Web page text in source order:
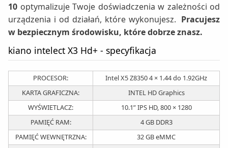
10 optymalizuje Twoje doświadczenia w zależności od
urządzenia i od działań, które wykonujesz. Pracujesz
w bezpiecznym środowisku, które dobrze znasz.
kiano intelect X3 Hd+ - specyfikacja
PROCESOR:
Intel X5 Z8350 4 × 1.44 do 1.92GHz
KARTA GRAFICZNA:
INTEL HD Graphics
WYŚWIETLACZ:
10.1” IPS HD, 800 × 1280
PAMIĘĆ RAM:
4 GB DDR3
PAMIĘĆ WEWNĘTRZNA:
32 GB eMMC